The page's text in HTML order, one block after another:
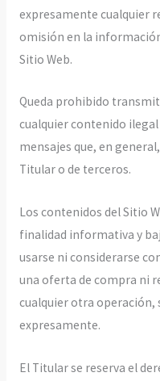
expresamente cualquier
omisión en la
Sitio Web.
Queda prohibido
cualquier contenido
mensajes que, en
Titular o de terceros.
Los contenidos del Sitio
finalidad informativa y
usarse ni considerarse
una oferta de compra ni
cualquier otra operación,
expresamente.
El Titular se reserva el